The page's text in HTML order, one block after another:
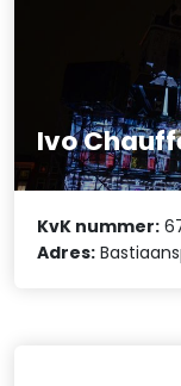
Ivo
KvK nummer:
Adres: